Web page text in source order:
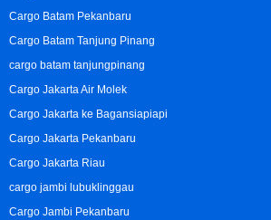
Cargo Batam Pekanbaru
Cargo Batam Tanjung Pinang
cargo batam tanjungpinang
Cargo Jakarta Air Molek
Cargo Jakarta ke Bagansiapiapi
Cargo Jakarta Pekanbaru
Cargo Jakarta Riau
cargo jambi lubuklinggau
Cargo Jambi Pekanbaru